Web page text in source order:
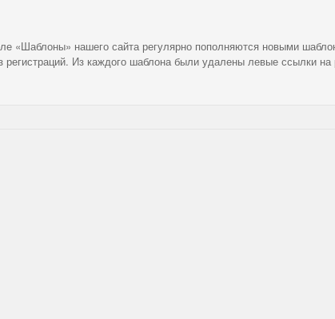
«Шаблоны» нашего сайта регулярно пополняются новыми
Из каждого шаблона были удалены левые ссылки на